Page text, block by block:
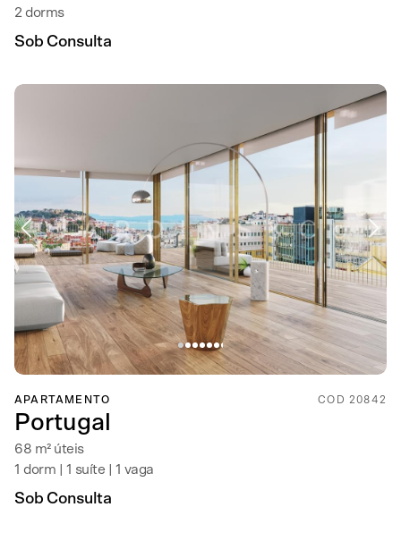
2 dorms
Sob Consulta
APARTAMENTO COD 20842
Portugal
68 m² úteis
1 dorm | 1 suíte | 1 vaga
Sob Consulta